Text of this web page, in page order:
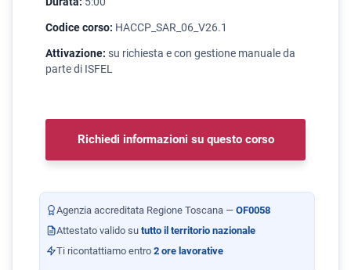
Codice corso: HACCP_SAR_06_V26.1
Attivazione: su richiesta e con gestione manuale da
parte di ISFEL
Richiedi informazioni su questo corso
Agenzia accreditata Regione Toscana — OF0058
Attestato valido su tutto il territorio nazionale
Ti ricontattiamo entro 2 ore lavorative